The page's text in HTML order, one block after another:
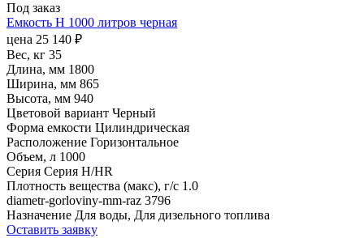
Под заказ
Емкость H 1000 литров черная
цена 25 140 ₽
Вес, кг 35
Длина, мм 1800
Ширина, мм 865
Высота, мм 940
Цветовой вариант Черный
Форма емкости Цилиндрическая
Расположение Горизонтальное
Объем, л 1000
Серия Серия H/HR
Плотность вещества (макс), г/с 1.0
diametr-gorloviny-mm-raz 3796
Назначение Для воды, Для дизельного топлива
Оставить заявку